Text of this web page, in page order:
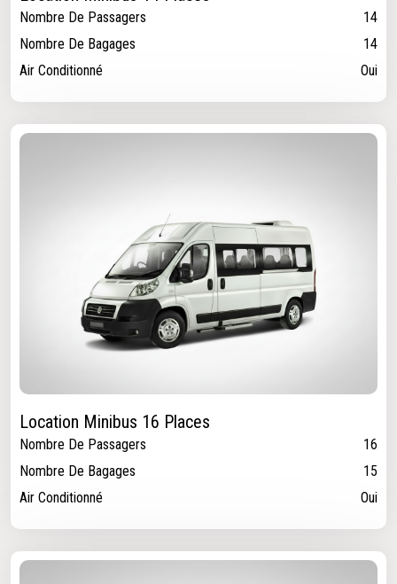
Nombre De Passagers
14
Nombre De Bagages
14
Air Conditionné
Oui
Location Minibus 16 Places
Nombre De Passagers
16
Nombre De Bagages
15
Air Conditionné
Oui